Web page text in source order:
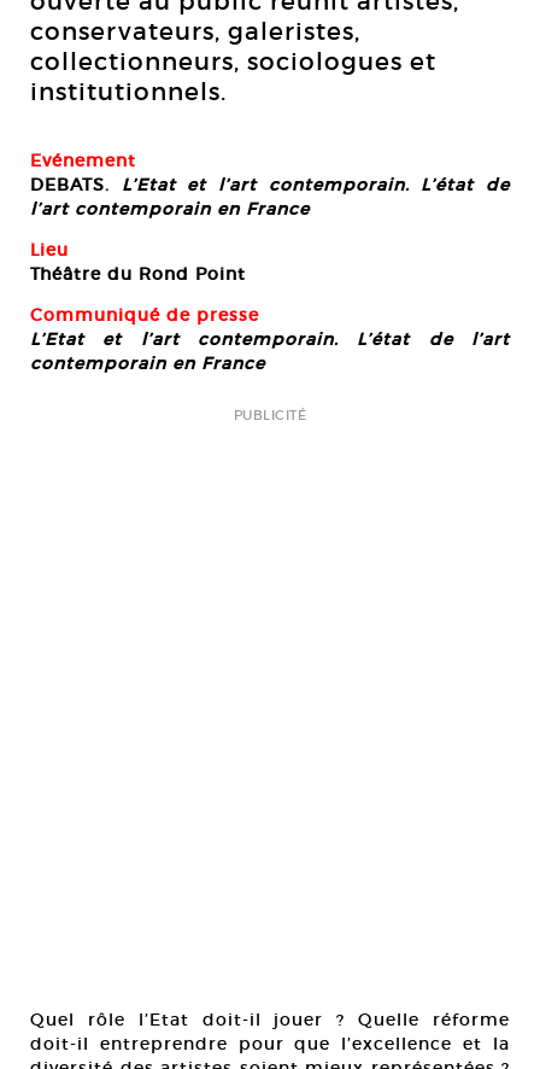
conservateurs, galeristes,
collectionneurs, sociologues et
institutionnels.
Evénement
DEBATS. L’Etat et l’art contemporain. L’état de
l’art contemporain en France
Lieu
Théâtre du Rond Point
Communiqué de presse
L’Etat et l’art contemporain. L’état de l’art
contemporain en France
PUBLICITÉ
Quel rôle l’Etat doit-il jouer ? Quelle réforme
doit-il entreprendre pour que l’excellence et la